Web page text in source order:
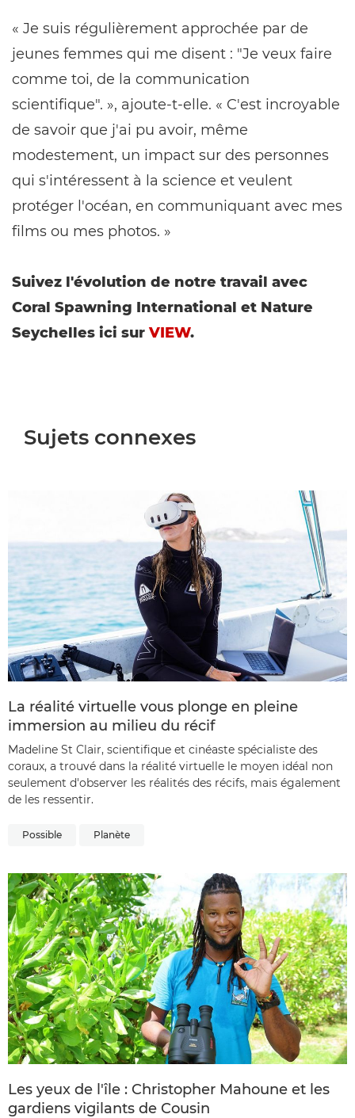
« Je suis régulièrement approchée par de
jeunes femmes qui me disent : "Je veux faire
comme toi, de la communication
scientifique". », ajoute-t-elle. « C'est incroyable
de savoir que j'ai pu avoir, même
modestement, un impact sur des personnes
qui s'intéressent à la science et veulent
protéger l'océan, en communiquant avec mes
films ou mes photos. »
Suivez l'évolution de notre travail avec
Coral Spawning International et Nature
Seychelles ici sur VIEW.
Sujets connexes
La réalité virtuelle vous plonge en pleine
immersion au milieu du récif
Madeline St Clair, scientifique et cinéaste spécialiste des
coraux, a trouvé dans la réalité virtuelle le moyen idéal non
seulement d'observer les réalités des récifs, mais également
de les ressentir.
Possible Planète
Les yeux de l'île : Christopher Mahoune et les
gardiens vigilants de Cousin